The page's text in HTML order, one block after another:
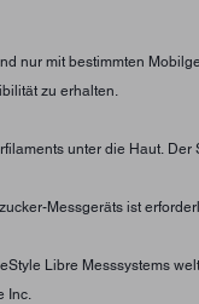
nur mit bestimmten
zu erhalten.
unter die Haut.
Messgeräts ist
Libre Messsystems
Inc.